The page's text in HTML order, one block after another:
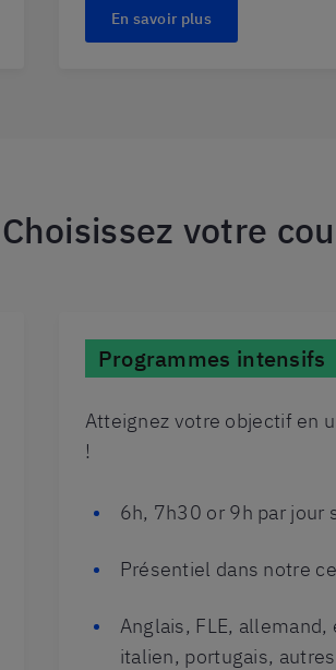
En savoir plus
Choisissez votre
Programmes intensifs
Atteignez votre objectif en
!
6h, 7h30 or 9h par jour
Présentiel dans notre
Anglais, FLE, allemand,
italien, portugais,